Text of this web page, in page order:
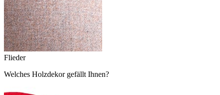
Flieder
Welches Holzdekor gefällt Ihnen?